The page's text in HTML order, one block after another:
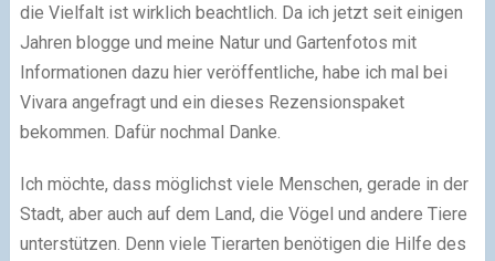
die Vielfalt ist wirklich beachtlich. Da ich jetzt seit einigen
Jahren blogge und meine Natur und Gartenfotos mit
Informationen dazu hier veröffentliche, habe ich mal bei
Vivara angefragt und ein dieses Rezensionspaket
bekommen. Dafür nochmal Danke.
Ich möchte, dass möglichst viele Menschen, gerade in der
Stadt, aber auch auf dem Land, die Vögel und andere Tiere
unterstützen. Denn viele Tierarten benötigen die Hilfe des